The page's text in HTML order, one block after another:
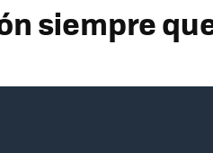
siempre